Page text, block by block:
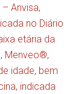
Anvisa,
no Diário
etária da
Menveo®,
idade, bem
indicada